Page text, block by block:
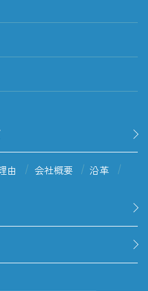
由 会社概要 沿革